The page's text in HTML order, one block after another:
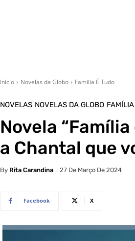
Início Novelas da Globo Família É Tudo
NOVELAS NOVELAS DA GLOBO
Novela
a Chantal que
By Rita Carandina 27 De Março De 2024
Facebook X